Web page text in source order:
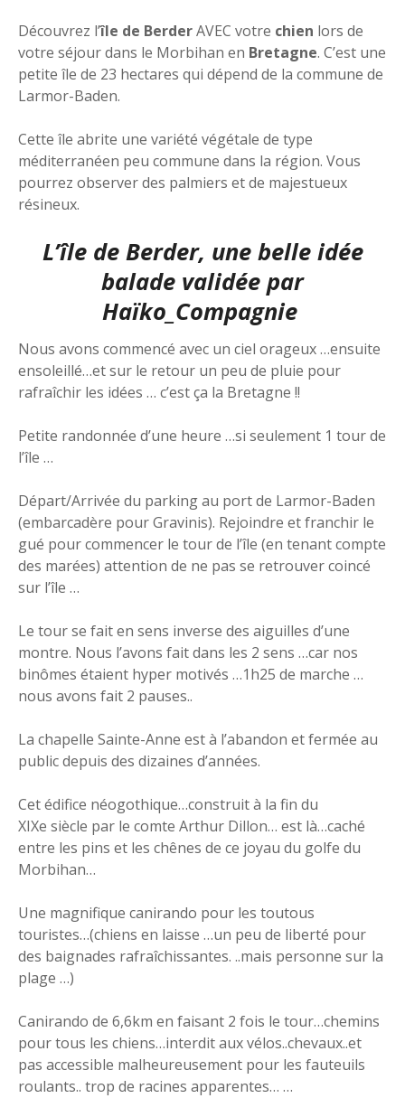
Découvrez l’île de BerderAVEC votre chien lors de
votre séjour dans le Morbihan en Bretagne. C’est une
petite île de 23 hectares qui dépend de la commune de
Larmor-Baden.
Cette île abrite une variété végétale de type
méditerranéen peu commune dans la région. Vous
pourrez observer des palmiers et de majestueux
résineux.
L’île de Berder, une belle idée
balade validée par
Haïko_Compagnie
Nous avons commencé avec un ciel orageux …ensuite
ensoleillé…et sur le retour un peu de pluie pour
rafraîchir les idées … c’est ça la Bretagne !!
Petite randonnée d’une heure …si seulement 1 tour de
l’île …
Départ/Arrivée du parking au port de Larmor-Baden
(embarcadère pour Gravinis). Rejoindre et franchir le
gué pour commencer le tour de l’île (en tenant compte
des marées) attention de ne pas se retrouver coincé
sur l’île …
Le tour se fait en sens inverse des aiguilles d’une
montre. Nous l’avons fait dans les 2 sens …car nos
binômes étaient hyper motivés …1h25 de marche …
nous avons fait 2 pauses..
La chapelle Sainte-Anne est à l’abandon et fermée au
public depuis des dizaines d’années.
Cet édifice néogothique…construit à la fin du
XIXe siècle par le comte Arthur Dillon… est là…caché
entre les pins et les chênes de ce joyau du golfe du
Morbihan…
Une magnifique canirando pour les toutous
touristes…(chiens en laisse …un peu de liberté pour
des baignades rafraîchissantes. ..mais personne sur la
plage …)
Canirando de 6,6km en faisant 2 fois le tour…chemins
pour tous les chiens…interdit aux vélos..chevaux..et
pas accessible malheureusement pour les fauteuils
roulants.. trop de racines apparentes… …